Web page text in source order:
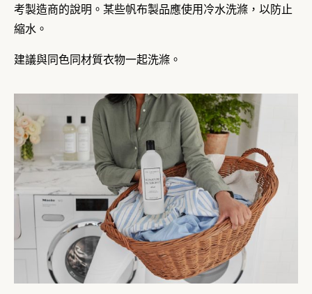
考製造商的說明。某些帆布製品應使用冷水洗滌，以防止
縮水。
建議與同色同材質衣物一起洗滌。